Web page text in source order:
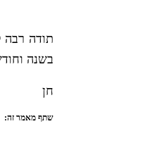
תודה רבה
בשנה
חן
שתף מאמר זה: